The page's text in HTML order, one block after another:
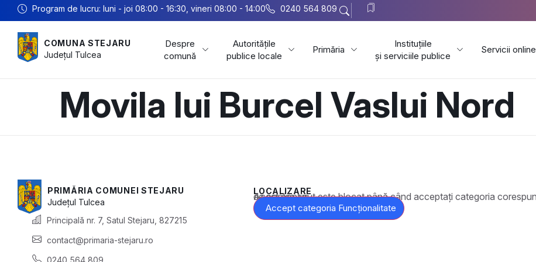
Program de lucru: luni - joi 08:00 - 16:30, vineri 08:00 - 14:00 0240 564 809
COMUNA STEJARU
Județul Tulcea
Despre
comună
Autoritățile
publice locale
Primăria
Instituțiile
și serviciile publice
Servicii online
Movila lui Burcel Vaslui Nord
PRIMĂRIA COMUNEI STEJARU
Județul Tulcea
Principală nr. 7, Satul Stejaru, 827215
contact@primaria-stejaru.ro
0240 564 809
LOCALIZARE
Acest conținut este blocat până când acceptați categoria corespunzătoare de cookie-uri.
Accept categoria Funcționalitate